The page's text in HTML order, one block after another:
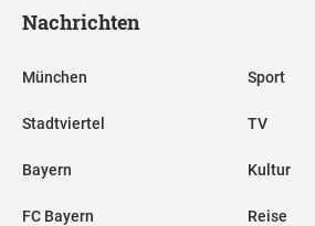
Nachrichten
München
Stadtviertel
Bayern
FC Bayern
Sport
TV
Kultur
Reise